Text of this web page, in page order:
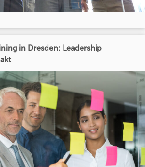
in Dresden: Leadership